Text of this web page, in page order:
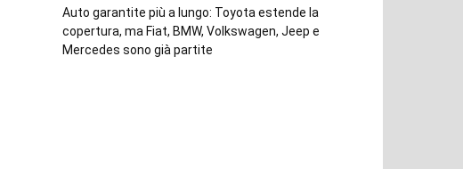
Auto garantite più a lungo: Toyota estende la
copertura, ma Fiat, BMW, Volkswagen, Jeep e
Mercedes sono già partite